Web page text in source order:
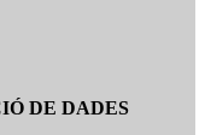
DE DADES